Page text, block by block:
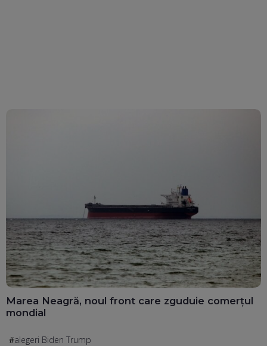
Marea Neagră, noul front care zguduie comerțul
mondial
alegeri Biden Trump